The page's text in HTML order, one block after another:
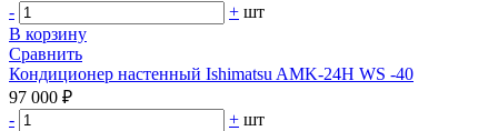
-
+ шт
В корзину
Сравнить
Кондиционер настенный Ishimatsu AMK-24H WS -40
97 000 ₽
-
+ шт